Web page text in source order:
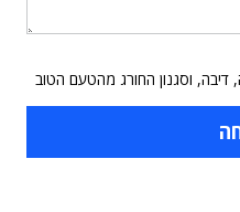
דיבה, וסגנון החורג מהטעם הטוב